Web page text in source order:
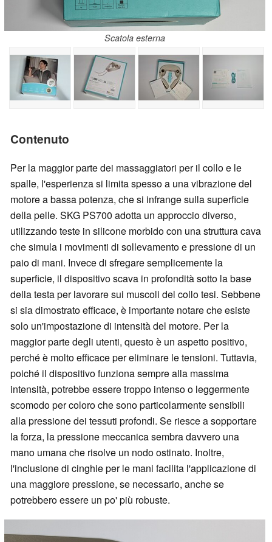
Scatola esterna
Contenuto
Per la maggior parte dei massaggiatori per il collo e le
spalle, l'esperienza si limita spesso a una vibrazione del
motore a bassa potenza, che si infrange sulla superficie
della pelle. SKG PS700 adotta un approccio diverso,
utilizzando teste in silicone morbido con una struttura cava
che simula i movimenti di sollevamento e pressione di un
paio di mani. Invece di sfregare semplicemente la
superficie, il dispositivo scava in profondità sotto la base
della testa per lavorare sui muscoli del collo tesi. Sebbene
si sia dimostrato efficace, è importante notare che esiste
solo un'impostazione di intensità del motore. Per la
maggior parte degli utenti, questo è un aspetto positivo,
perché è molto efficace per eliminare le tensioni. Tuttavia,
poiché il dispositivo funziona sempre alla massima
intensità, potrebbe essere troppo intenso o leggermente
scomodo per coloro che sono particolarmente sensibili
alla pressione dei tessuti profondi. Se riesce a sopportare
la forza, la pressione meccanica sembra davvero una
mano umana che risolve un nodo ostinato. Inoltre,
l'inclusione di cinghie per le mani facilita l'applicazione di
una maggiore pressione, se necessario, anche se
potrebbero essere un po' più robuste.